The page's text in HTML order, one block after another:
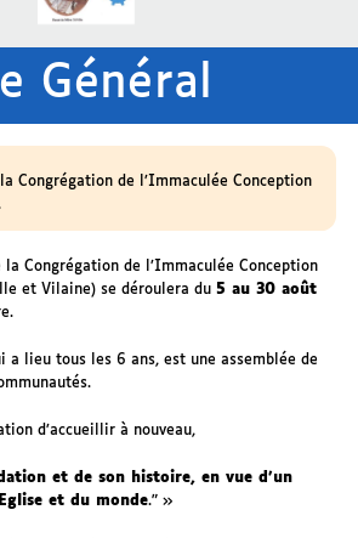
Général
Congrégation de l’Immaculée Conception
la Congrégation de l’Immaculée Conception
et Vilaine) se déroulera du5 au 30 août
a lieu tous les 6 ans, est une assemblée de
d’accueillir à nouveau,
et de son histoire, en vue d’un
et du monde."